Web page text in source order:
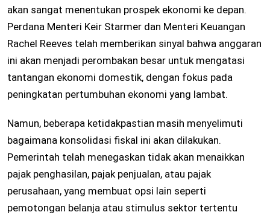
akan sangat menentukan prospek ekonomi ke depan.
Perdana Menteri Keir Starmer dan Menteri Keuangan
Rachel Reeves telah memberikan sinyal bahwa anggaran
ini akan menjadi perombakan besar untuk mengatasi
tantangan ekonomi domestik, dengan fokus pada
peningkatan pertumbuhan ekonomi yang lambat.
Namun, beberapa ketidakpastian masih menyelimuti
bagaimana konsolidasi fiskal ini akan dilakukan.
Pemerintah telah menegaskan tidak akan menaikkan
pajak penghasilan, pajak penjualan, atau pajak
perusahaan, yang membuat opsi lain seperti
pemotongan belanja atau stimulus sektor tertentu